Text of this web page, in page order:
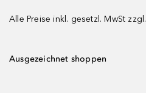
Alle Preise inkl. gesetzl. MwSt zzgl.
Ausgezeichnet shoppen